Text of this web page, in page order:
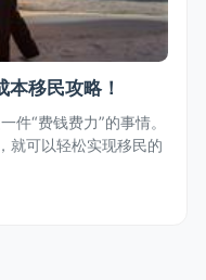
移民攻略！
件“费钱费力”的事情。
就可以轻松实现移民的